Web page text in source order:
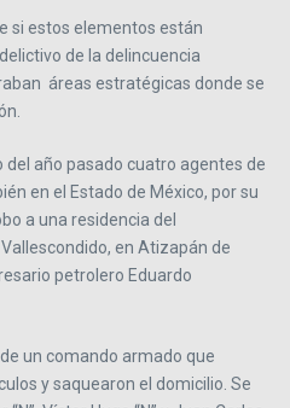
si estos elementos están
de la delincuencia
áreas estratégicas donde se
del año pasado cuatro agentes de
en el Estado de México, por su
a una residencia del
en Atizapán de
petrolero Eduardo
un comando armado que
y saquearon el domicilio. Se